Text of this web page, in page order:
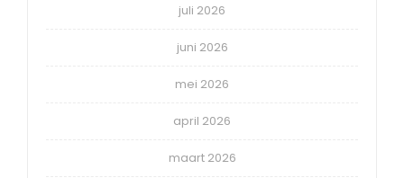
juli 2026
juni 2026
mei 2026
april 2026
maart 2026